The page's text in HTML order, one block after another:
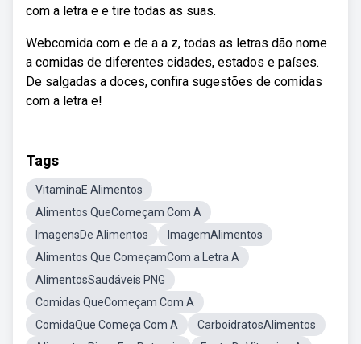
com a letra e e tire todas as suas.
Webcomida com e de a a z, todas as letras dão nome
a comidas de diferentes cidades, estados e países.
De salgadas a doces, confira sugestões de comidas
com a letra e!
Tags
VitaminaE Alimentos
Alimentos QueComeçam Com A
ImagensDe Alimentos
ImagemAlimentos
Alimentos Que ComeçamCom a Letra A
AlimentosSaudáveis PNG
Comidas QueComeçam Com A
ComidaQue Começa Com A
CarboidratosAlimentos